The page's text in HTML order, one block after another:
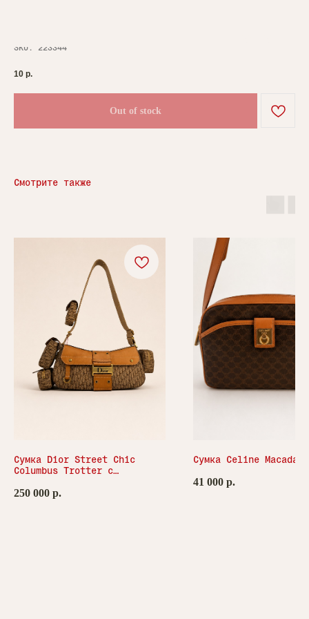
SKU: 223344
10 р.
Out of stock
Смотрите также
Сумка Dior Street Chiс
Columbus Trotter с
250 000 р.
Сумка Celine Macadam
41 000 р.